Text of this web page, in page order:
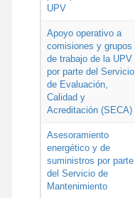
UPV
Apoyo operativo a
comisiones y grupos
de trabajo de la UPV
por parte del Servicio
de Evaluación,
Calidad y
Acreditación (SECA)
Asesoramiento
energético y de
suministros por parte
del Servicio de
Mantenimiento